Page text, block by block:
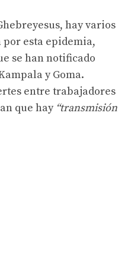
hay varios
esta epidemia,
se han notificado
y Goma.
entre trabajadores
que hay “transmisión